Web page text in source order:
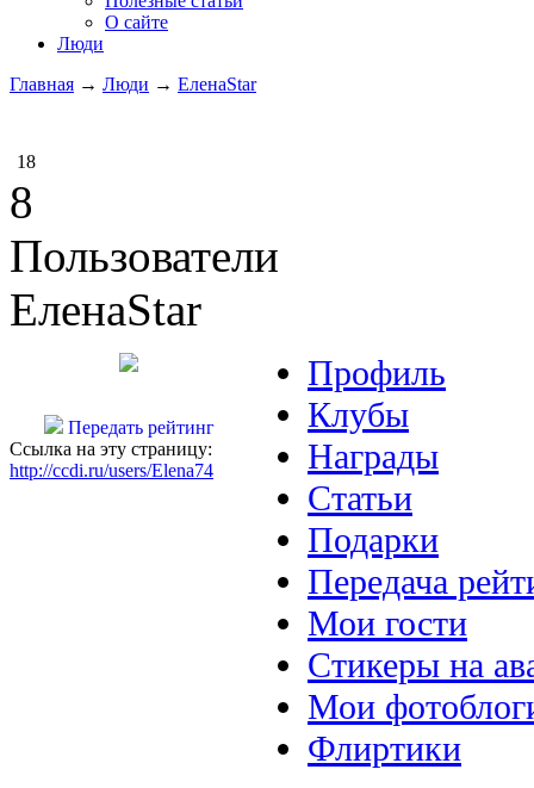
О сайте
Люди
Главная → Люди → ЕленаStar
18
8
Пользователи
ЕленаStar
Передать рейтинг
Ссылка на эту страницу:
http://ccdi.ru/users/Elena74
Профиль
Клубы
Награды
Статьи
Подарки
Передача
Мои гости
Стикеры на
Мои
Флиртики